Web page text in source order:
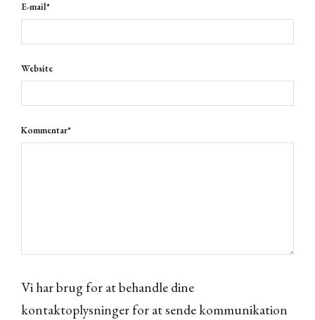
E-mail*
Website
Kommentar*
Vi har brug for at behandle dine
kontaktoplysninger for at sende kommunikation